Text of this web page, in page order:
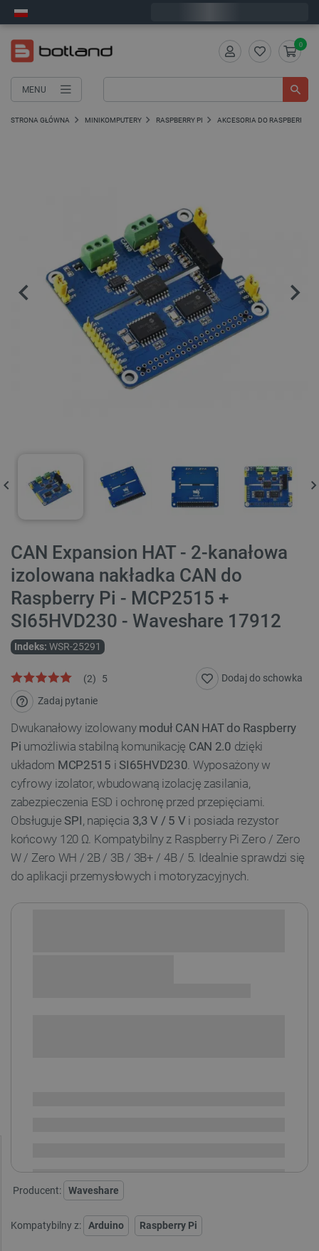
MENU
0
STRONA GŁÓWNA MINIKOMPUTERY RASPBERRY PI AKCESORIA DO RASPBERRY PI
CAN Expansion HAT - 2-kanałowa
izolowana nakładka CAN do
Raspberry Pi - MCP2515 +
SI65HVD230 - Waveshare 17912
Indeks: WSR-25291
5
(2)
Zadaj pytanie
Dodaj do schowka
Dwukanałowy izolowany moduł CAN HAT do Raspberry
Pi umożliwia stabilną komunikację CAN 2.0 dzięki
układom MCP2515 i SI65HVD230. Wyposażony w
cyfrowy izolator, wbudowaną izolację zasilania,
zabezpieczenia ESD i ochronę przed przepięciami.
Obsługuje SPI, napięcia 3,3 V / 5 Vi posiada rezystor
końcowy 120 Ω. Kompatybilny z Raspberry Pi Zero / Zero
W / Zero WH / 2B / 3B / 3B+ / 4B / 5. Idealnie sprawdzi się
do aplikacji przemysłowych i motoryzacyjnych.
Producent: Waveshare
Kompatybilny z: Arduino Raspberry Pi